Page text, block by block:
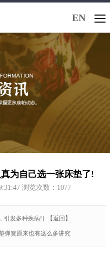
EN
为自己选一张床垫了!
浏览次数：1077
引发多种疾病!} 【返回】
弹簧原来也有这么多讲究